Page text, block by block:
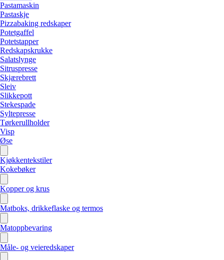
Pastamaskin
Pastaskje
Pizzabaking redskaper
Potetgaffel
Potetstapper
Redskapskrukke
Salatslynge
Sitruspresse
Skjærebrett
Sleiv
Slikkepott
Stekespade
Syltepresse
Tørkerullholder
Visp
Øse
Kjøkkentekstiler
Kokebøker
Kopper og krus
Matboks, drikkeflaske og termos
Matoppbevaring
Måle- og veieredskaper